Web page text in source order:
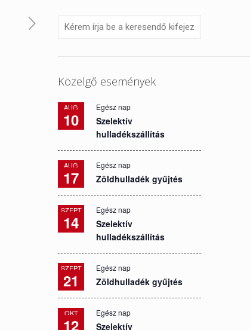
Közelgő események
AUG
10
Egész nap
Szelektív
hulladékszállítás
AUG
17
Egész nap
Zöldhulladék gyűjtés
SZEPT
14
Egész nap
Szelektív
hulladékszállítás
SZEPT
21
Egész nap
Zöldhulladék gyűjtés
OKT
12
Egész nap
Szelektív